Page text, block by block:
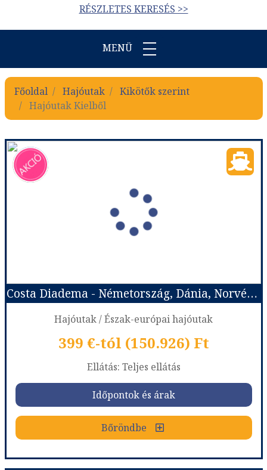
RÉSZLETES KERESÉS >>
MENÜ
Főoldal Hajóutak
Kikötők szerint
Hajóutak Kielből
Costa Diadema - Németország, Dánia, Norvégia, Franciaország
Hajóutak / Észak-európai hajóutak
399 €-tól (150.926) Ft
Ellátás: Teljes ellátás
Időpontok és árak
Bőröndbe